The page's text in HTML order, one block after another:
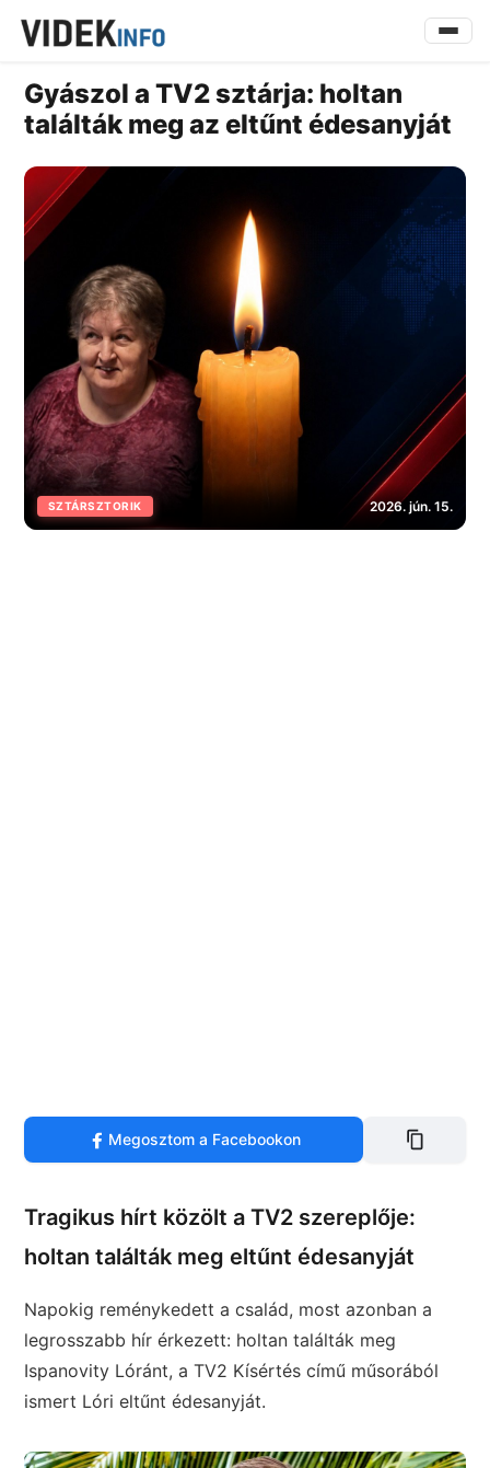
Gyászol a TV2 sztárja: holtan
találták meg az eltűnt édesanyját
SZTÁRSZTORIK 2026. jún. 15.
Megosztom a Facebookon
Tragikus hírt közölt a TV2 szereplője:
holtan találták meg eltűnt édesanyját
Napokig reménykedett a család, most azonban a
legrosszabb hír érkezett: holtan találták meg
Ispanovity Lóránt, a TV2 Kísértés című műsorából
ismert Lóri eltűnt édesanyját.